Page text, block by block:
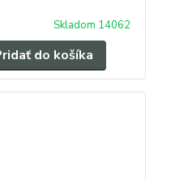
Skladom 14062
do košíka